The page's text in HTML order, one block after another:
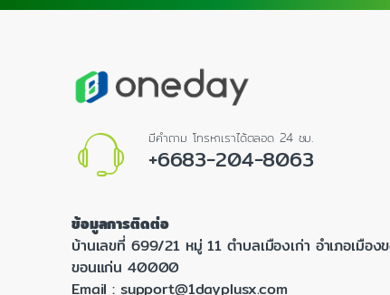
มีคำถาม โทรหาเราได้ตลอด 24 ชม.
+6683-204-8063
ข้อมูลการติดต่อ
บ้านเลขที่ 699/21 หมู่ 11 ตำบลเมืองเก่า อำเภอเมือ
ขอนแก่น 40000
Email : support@1dayplusx.com